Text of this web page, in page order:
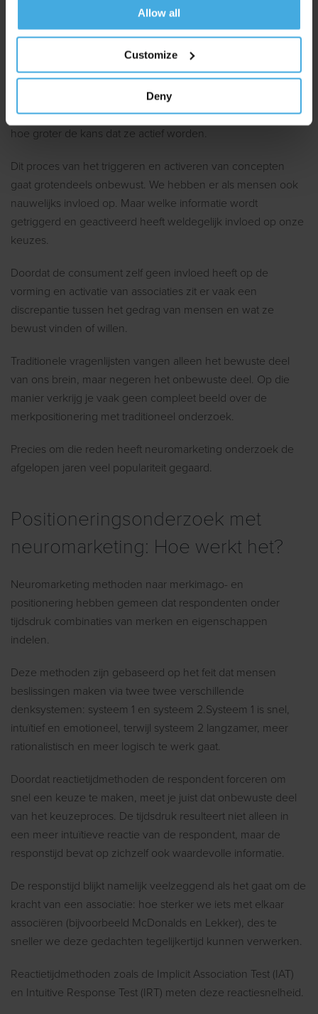
Allow all
Customize
Deny
dit ook wel een associatief netwerk. Merken zijn daarom ook
niets anders dan een associatienetwerk in het brein van de
Als één stukje informatie in het netwerk wordt getriggerd,
dan worden ook automatisch andere concepten in het
netwerk actief. Hoe dichter de associaties bij elkaar liggen,
hoe groter de kans dat ze actief worden.
Dit proces van het triggeren en activeren van concepten
gaat grotendeels onbewust. We hebben er als mensen ook
nauwelijks invloed op. Maar welke informatie wordt
getriggerd en geactiveerd heeft weldegelijk invloed op onze
keuzes.
Doordat de consument zelf geen invloed heeft op de
vorming en activatie van associaties zit er vaak een
discrepantie tussen het gedrag van mensen en wat ze
bewust vinden of willen.
Traditionele vragenlijsten vangen alleen het bewuste deel
van ons brein, maar negeren het onbewuste deel. Op die
manier verkrijg je vaak geen compleet beeld over de
merkpositionering met traditioneel onderzoek.
Precies om die reden heeft neuromarketing onderzoek de
afgelopen jaren veel populariteit gegaard.
Positioneringsonderzoek met
neuromarketing: Hoe werkt het?
Neuromarketing methoden naar merkimago- en
positionering hebben gemeen dat respondenten onder
tijdsdruk combinaties van merken en eigenschappen
indelen.
Deze methoden zijn gebaseerd op het feit dat mensen
beslissingen maken via twee twee verschillende
denksystemen: systeem 1 en systeem 2.Systeem 1 is snel,
intuïtief en emotioneel, terwijl systeem 2 langzamer, meer
rationalistisch en meer logisch te werk gaat.
Doordat reactietijdmethoden de respondent forceren om
snel een keuze te maken, meet je juist dat onbewuste deel
van het keuzeproces. De tijdsdruk resulteert niet alleen in
een meer intuïtieve reactie van de respondent, maar de
responstijd bevat op zichzelf ook waardevolle informatie.
De responstijd blijkt namelijk veelzeggend als het gaat om de
kracht van een associatie: hoe sterker we iets met elkaar
associëren (bijvoorbeeld McDonalds en Lekker), des te
sneller we deze gedachten tegelijkertijd kunnen verwerken.
Reactietijdmethoden zoals de Implicit Association Test (IAT)
en Intuitive Response Test (IRT) meten deze reactiesnelheid.